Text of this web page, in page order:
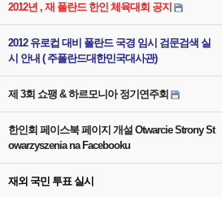
2012년 , 재 폴란드 한인 체육대회 공지
2012 유로컵 대비 폴란드 국경 임시 검문검색 실
시 안내 ( 주폴란드대한민국대사관)
제 3회 쇼팽 & 하르모니아 정기연주회
한인회 페이스북 페이지 개설 Otwarcie Strony St
owarzyszenia na Facebooku
재외 국민 투표 실시